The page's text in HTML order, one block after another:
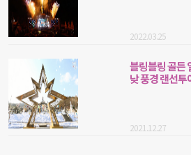
2022.03.25
블링블링 골든
낮 풍경 랜선
2021.12.27